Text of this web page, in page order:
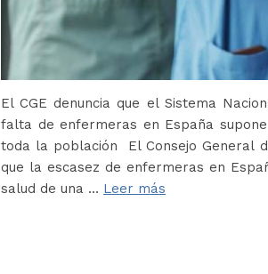
El CGE denuncia que el Sistema
falta de enfermeras en España
toda la población El Consejo General
que la escasez de enfermeras en
salud de una … Leer más